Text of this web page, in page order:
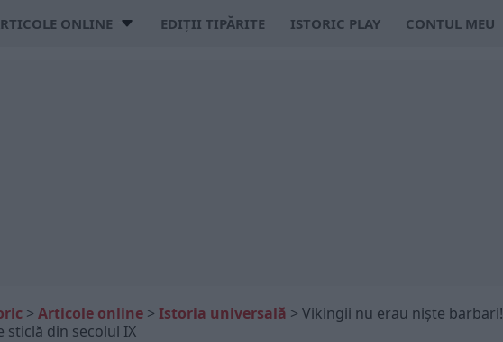
ONLINE EDIȚII TIPĂRITE ISTORIC PLAY CONTUL MEU
> Articole online > Istoria universală > Vikingii nu erau niște barbari!
sticlă din secolul IX